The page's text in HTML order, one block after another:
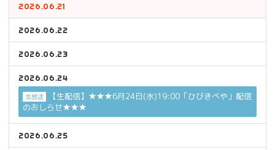
2026.06.21
2026.06.22
2026.06.23
2026.06.24
生放送
【生配信】★★★6月24日(水)19:00「ひびきべや」配信
のおしらせ★★★
2026.06.25